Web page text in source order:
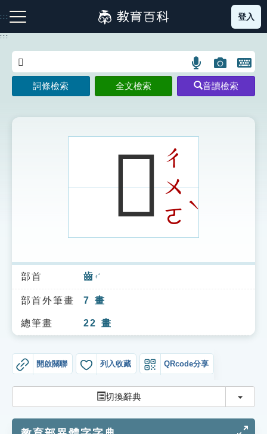
到
主
:::
注音索引圖示 筆畫索引圖示 部首索引表圖示
索引選單
知識索引
單字索引
登入
:::
語
言
搜
示
圖
片
搜
開
鍵
圖
詞條檢索 全文檢索 音讀檢索
𪘏ㄔ
ㄨ
ㄛ
ˋ
部首 齒 ㄔˇ
部首外筆畫 7 畫
總筆畫 22 畫
開啟關聯 列入收藏 QRcode分享
切換辭典 切換